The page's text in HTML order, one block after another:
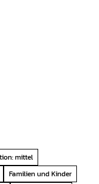
mittel
Familien und Kinder